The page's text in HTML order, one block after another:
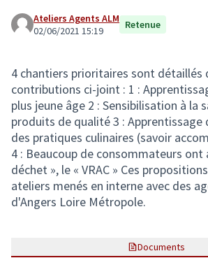
Ateliers Agents ALM
02/06/2021 15:19
Retenue
4 chantiers prioritaires sont détaillés
contributions ci-joint : 1 :
plus jeune âge 2 : Sensibilisation à la
produits de qualité 3 : Apprentissage
des pratiques culinaires (savoir
4 : Beaucoup de consommateurs ont
déchet », le « VRAC » Ces
ateliers menés en interne avec des
d'Angers Loire Métropole.
Documents